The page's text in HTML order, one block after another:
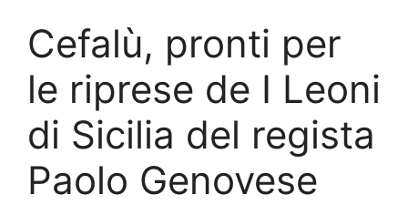
Cefalù, pronti per
le riprese de I Leoni
di Sicilia del regista
Paolo Genovese